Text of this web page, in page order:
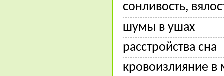
сонливость,
шумы в ушах
расстройства сна
кровоизлияние